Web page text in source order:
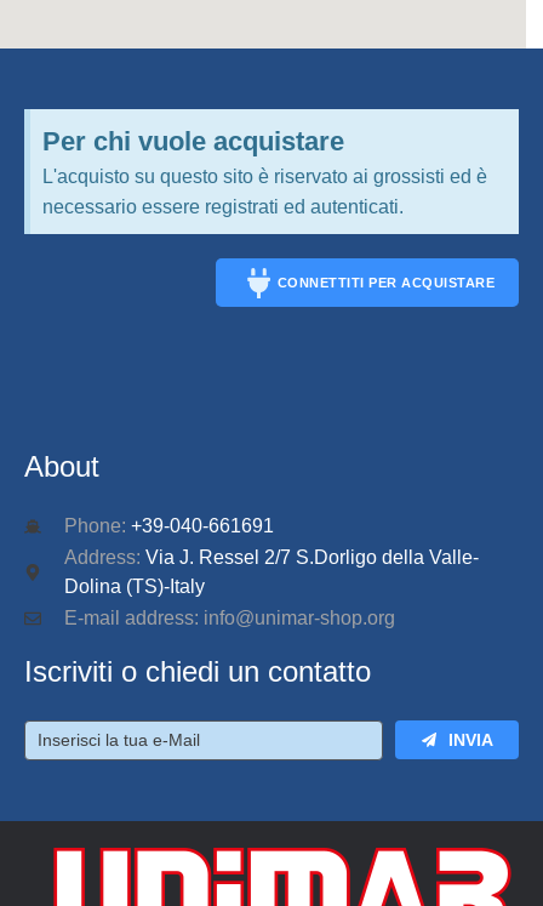
Per chi vuole acquistare
L'acquisto su questo sito è riservato ai grossisti ed è
necessario essere registrati ed autenticati.
CONNETTITI PER ACQUISTARE
About
Phone: +39-040-661691
Address: Via J. Ressel 2/7 S.Dorligo della Valle-
Dolina (TS)-Italy
E-mail address: info@unimar-shop.org
Iscriviti o chiedi un contatto
INVIA